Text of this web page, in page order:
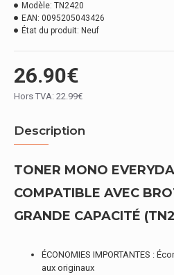
26.90€
Hors TVA: 22.99€
Modèle: TN2420
EAN: 0095205043426
État du produit: Neuf
Description
TONER MONO
COMPATIBLE AVEC
GRANDE CAPACITÉ
ÉCONOMIES IMPORTANTES :
aux originaux